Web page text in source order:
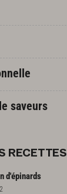
saveurs
RECETTES
d'épinards